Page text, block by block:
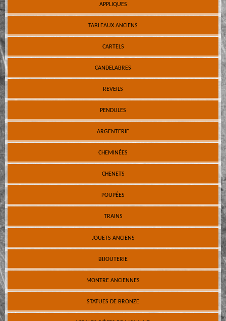
APPLIQUES
TABLEAUX ANCIENS
CARTELS
CANDELABRES
REVEILS
PENDULES
ARGENTERIE
CHEMINÉES
CHENETS
POUPÉES
TRAINS
JOUETS ANCIENS
BIJOUTERIE
MONTRE ANCIENNES
STATUES DE BRONZE